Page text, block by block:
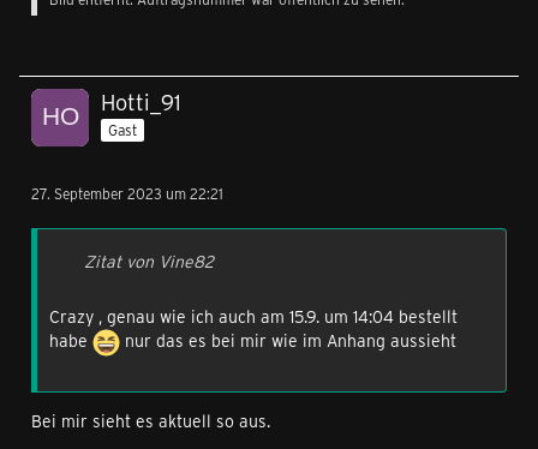
Hotti_91
Gast
27. September 2023 um 22:21
Zitat von Vine82
Crazy , genau wie ich auch am 15.9. um 14:04 bestellt
habe
nur das es bei mir wie im Anhang aussieht
Bei mir sieht es aktuell so aus.